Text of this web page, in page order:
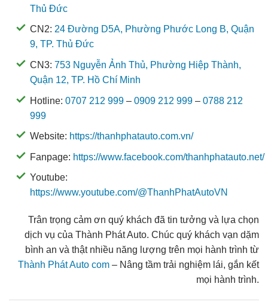
Thủ Đức
CN2: 24 Đường D5A, Phường Phước Long B, Quận
9, TP. Thủ Đức
CN3: 753 Nguyễn Ảnh Thủ, Phường Hiệp Thành,
Quận 12, TP. Hồ Chí Minh
Hotline: 0707 212 999 – 0909 212 999 – 0788 212
999
Website: https://thanhphatauto.com.vn/
Fanpage: https://www.facebook.com/thanhphatauto.net/
Youtube:
https://www.youtube.com/@ThanhPhatAutoVN
Trân trọng cảm ơn quý khách đã tin tưởng và lựa chọn
dịch vụ của Thành Phát Auto. Chúc quý khách vạn dặm
bình an và thật nhiều năng lượng trên mọi hành trình từ
Thành Phát Auto com – Nâng tầm trải nghiệm lái, gắn kết
mọi hành trình.